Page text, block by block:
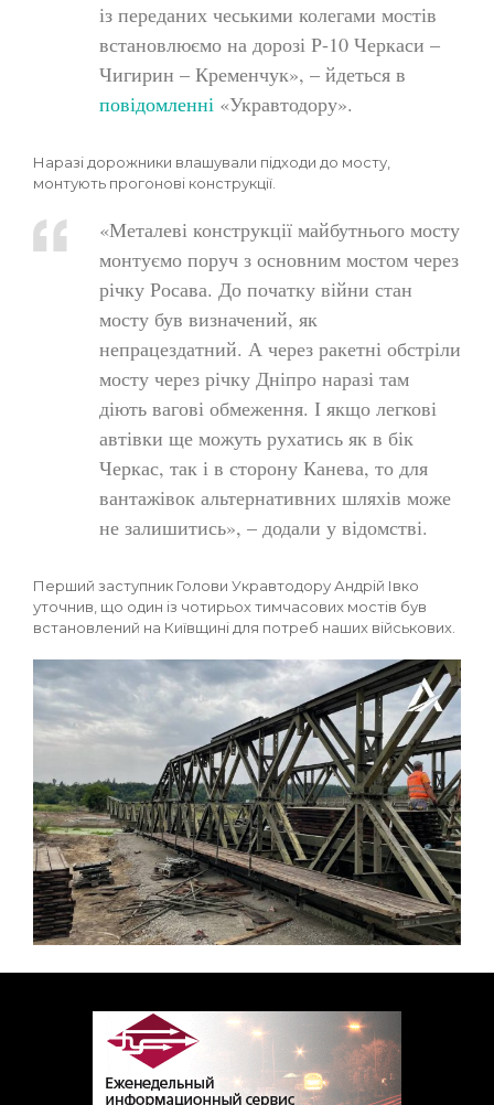
із переданих чеськими колегами мостів
встановлюємо на дорозі Р-10 Черкаси –
Чигирин – Кременчук», – йдеться в
повідомленні «Укравтодору».
Наразі дорожники влашували підходи до мосту,
монтують прогонові конструкції.
«Металеві конструкції майбутнього мосту
монтуємо поруч з основним мостом через
річку Росава. До початку війни стан
мосту був визначений, як
непрацездатний. А через ракетні обстріли
мосту через річку Дніпро наразі там
діють вагові обмеження. І якщо легкові
автівки ще можуть рухатись як в бік
Черкас, так і в сторону Канева, то для
вантажівок альтернативних шляхів може
не залишитись», – додали у відомстві.
Перший заступник Голови Укравтодору Андрій Івко
уточнив, що один із чотирьох тимчасових мостів був
встановлений на Київщині для потреб наших військових.